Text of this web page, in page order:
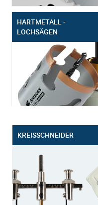
HARTMETALL -
LOCHSÄGEN
KREISSCHNEIDER